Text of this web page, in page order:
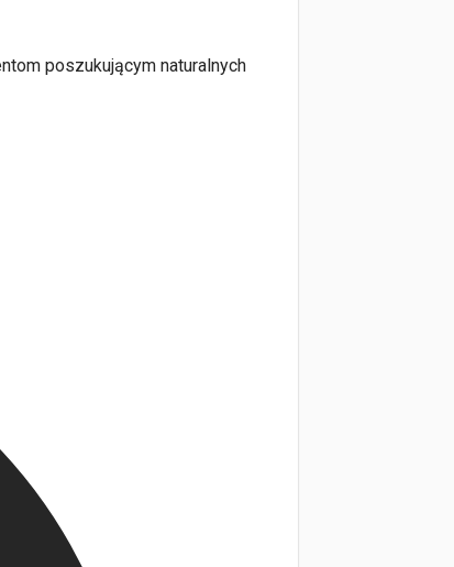
poszukującym naturalnych